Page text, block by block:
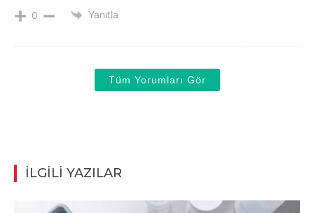
0 Yanıtla
Tüm Yorumları Gör
İLGİLİ YAZILAR